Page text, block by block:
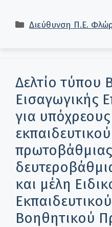
Κατηγορίες
Διεύθυνση Π.Ε.
Δελτίο τύπου
Εισαγωγικής
για
και μέλη
Βοηθητικού